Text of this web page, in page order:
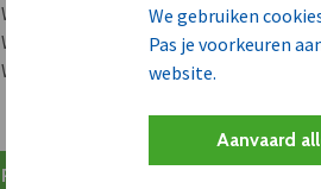
We gebruiken
Pas je voorkeuren
website.
Aanvaard
Welke leveranciers kunnen aan dit
Welke bedrijven kunnen klant worden
Welke partners en adviseurs worden
Plan 20 min inzicht